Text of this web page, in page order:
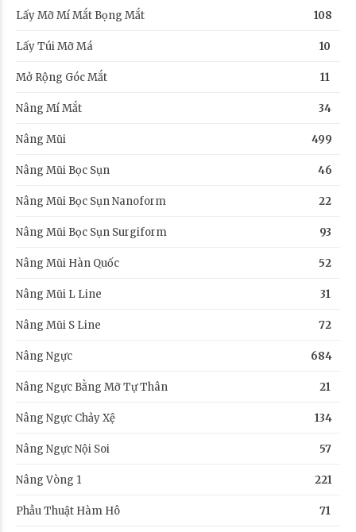
Lấy Mỡ Mí Mắt Bọng Mắt 108
Lấy Túi Mỡ Má 10
Mở Rộng Góc Mắt 11
Nâng Mí Mắt 34
Nâng Mũi 499
Nâng Mũi Bọc Sụn 46
Nâng Mũi Bọc Sụn Nanoform 22
Nâng Mũi Bọc Sụn Surgiform 93
Nâng Mũi Hàn Quốc 52
Nâng Mũi L Line 31
Nâng Mũi S Line 72
Nâng Ngực 684
Nâng Ngực Bằng Mỡ Tự Thân 21
Nâng Ngực Chảy Xệ 134
Nâng Ngực Nội Soi 57
Nâng Vòng 1 221
Phẫu Thuật Hàm Hô 71